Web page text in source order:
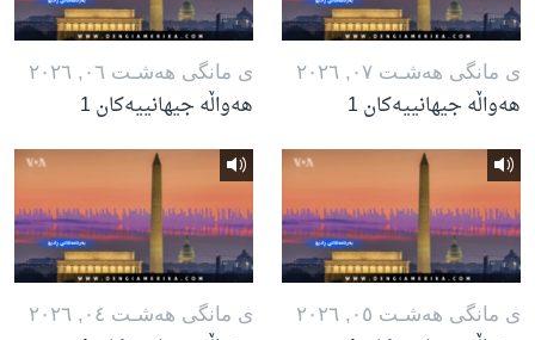
ی مانگی هه‌شـت ٠٧, ٢٠٢٦
هەواڵە جیهانییەکان 1
ی مانگی هه‌شـت ٠٦, ٢٠٢٦
هەواڵە جیهانییەکان 1
ی مانگی هه‌شـت ٠٥, ٢٠٢٦ ی مانگی هه‌شـت ٠٤, ٢٠٢٦